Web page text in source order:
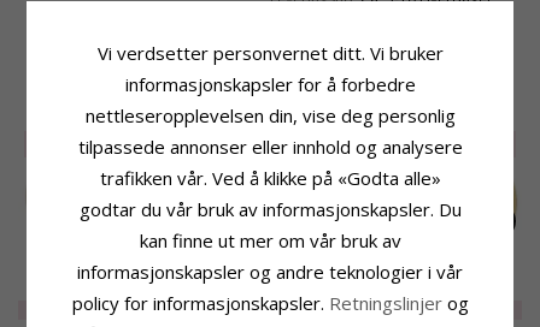
BESLEKTEDE PRODUKTER
20%
40 mm BNH creol i
forgylt sølv
EXTRA1059,-
60 mm BNH creol i
forgylt sølv
CHANTI-pris 2004,-
SALE
60 mm BNH creol i
forgylt sølv
EXTRA866,-
Vi verdsetter personvernet ditt. Vi bruker
informasjonskapsler for å forbedre
nettleseropplevelsen din, vise deg personlig
tilpassede annonser eller innhold og analysere
trafikken vår. Ved å klikke på «Godta alle»
godtar du vår bruk av informasjonskapsler. Du
kan finne ut mer om vår bruk av
informasjonskapsler og andre teknologier i vår
policy for informasjonskapsler. Retningslinjer og